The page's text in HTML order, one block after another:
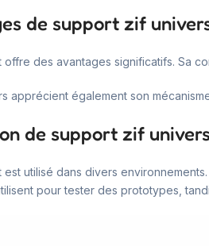
de support zif
des avantages significatifs. Sa
apprécient également son
de support zif
est utilisé dans divers
pour tester des prototypes,